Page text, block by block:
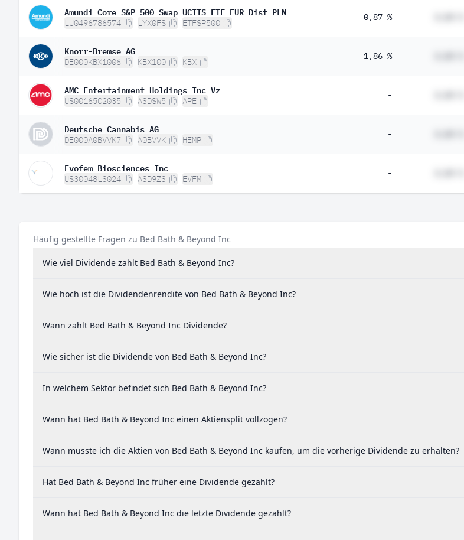
Amundi Core S&P 500 Swap UCITS ETF EUR Dist PLN
LU0496786574 LYX0FS ETFSP500
0,87 %
Knorr-Bremse AG
DE000KBX1006 KBX100 KBX
1,86 %
AMC Entertainment Holdings Inc Vz
US00165C2035 A3DSW5 APE
-
Deutsche Cannabis AG
DE000A0BVVK7 A0BVVK HEMP
-
Evofem Biosciences Inc
US30048L3024 A3D9Z3 EVFM
-
Häufig gestellte Fragen zu Bed Bath & Beyond Inc
Wie viel Dividende zahlt Bed Bath & Beyond Inc?
Wie hoch ist die Dividendenrendite von Bed Bath & Beyond Inc?
Wann zahlt Bed Bath & Beyond Inc Dividende?
Wie sicher ist die Dividende von Bed Bath & Beyond Inc?
In welchem Sektor befindet sich Bed Bath & Beyond Inc?
Wann hat Bed Bath & Beyond Inc einen Aktiensplit vollzogen?
Wann musste ich die Aktien von Bed Bath & Beyond Inc kaufen, um die vorherige Dividende zu erhalten?
Hat Bed Bath & Beyond Inc früher eine Dividende gezahlt?
Wann hat Bed Bath & Beyond Inc die letzte Dividende gezahlt?